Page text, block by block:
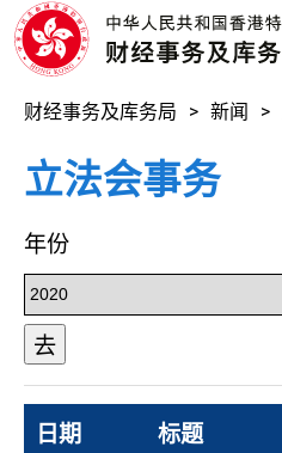
财经事务及库务局 新闻
立法会事务
年份
去
日期 标题